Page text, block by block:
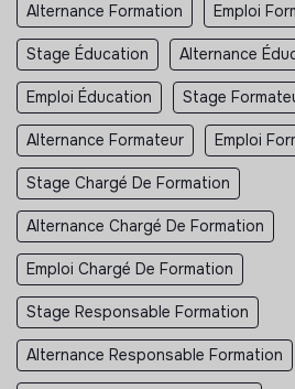
Alternance Formation Emploi
Stage Éducation Alternance
Emploi Éducation Stage
Alternance Formateur Emploi
Stage Chargé De Formation
Alternance Chargé De Formation
Emploi Chargé De Formation
Stage Responsable Formation
Alternance Responsable Formation